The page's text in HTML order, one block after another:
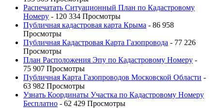
Распечатать Ситуационный План по Кадастровому
Номеру - 120 334 Просмотры
Публичная кадастровая карта Крыма - 86 958
Просмотры
Публичная Кадастровая Карта Газопровода - 77 226
Просмотры
План Расположения Эпу по Кадастровому Номеру -
75 907 Просмотры
Публичная Карта Газопроводов Московской Области -
63 982 Просмотры
Узнать Координаты Участка по Кадастровому Номеру
Бесплатно - 62 429 Просмотры